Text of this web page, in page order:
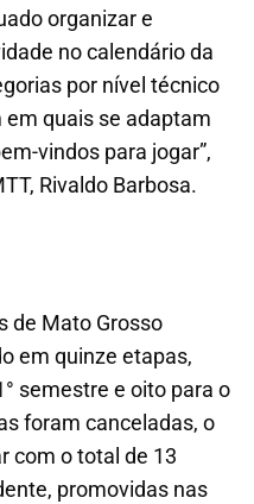
organizar e
no calendário da
por nível técnico
quais se adaptam
vindos para jogar”,
Rivaldo Barbosa.
de Mato Grosso
em quinze etapas,
semestre e oito para o
foram canceladas, o
com o total de 13
promovidas nas